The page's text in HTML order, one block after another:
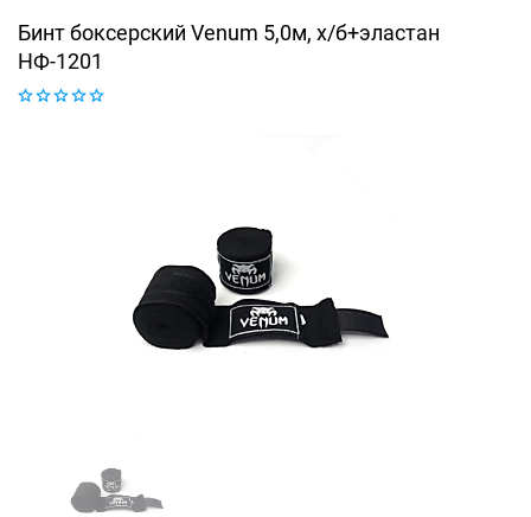
Бинт боксерский Venum 5,0м, х/б+эластан
НФ-1201